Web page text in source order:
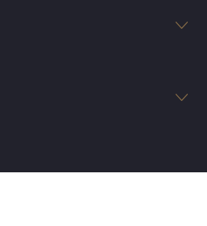
i artykułom naszych ekspertów.
ekspertów i zapoznaj się z